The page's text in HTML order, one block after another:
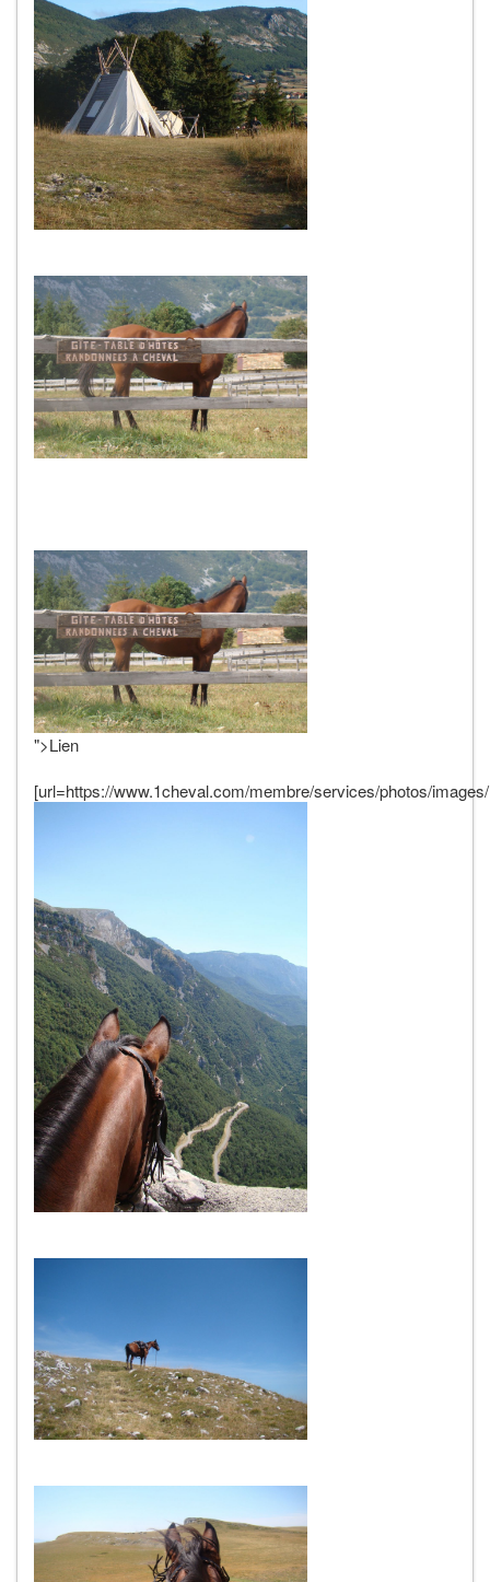
">Lien
[url=https://www.1cheval.com/membre/services/photos/